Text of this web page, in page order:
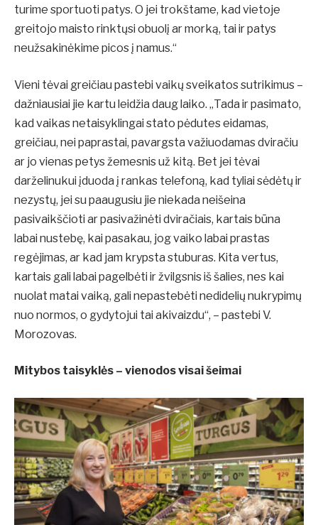
turime sportuoti patys. O jei trokštame, kad vietoje
greitojo maisto rinktųsi obuolį ar morką, tai ir patys
neužsakinėkime picos į namus.“
Vieni tėvai greičiau pastebi vaikų sveikatos sutrikimus –
dažniausiai jie kartu leidžia daug laiko. „Tada ir pasimato,
kad vaikas netaisyklingai stato pėdutes eidamas,
greičiau, nei paprastai, pavargsta važiuodamas dviračiu
ar jo vienas petys žemesnis už kitą. Bet jei tėvai
darželinukui įduoda į rankas telefoną, kad tyliai sėdėtų ir
nezystų, jei su paaugusiu jie niekada neišeina
pasivaikščioti ar pasivažinėti dviračiais, kartais būna
labai nustebę, kai pasakau, jog vaiko labai prastas
regėjimas, ar kad jam krypsta stuburas. Kita vertus,
kartais gali labai pagelbėti ir žvilgsnis iš šalies, nes kai
nuolat matai vaiką, gali nepastebėti nedidelių nukrypimų
nuo normos, o gydytojui tai akivaizdu“, – pastebi V.
Morozovas.
Mitybos taisyklės – vienodos visai šeimai